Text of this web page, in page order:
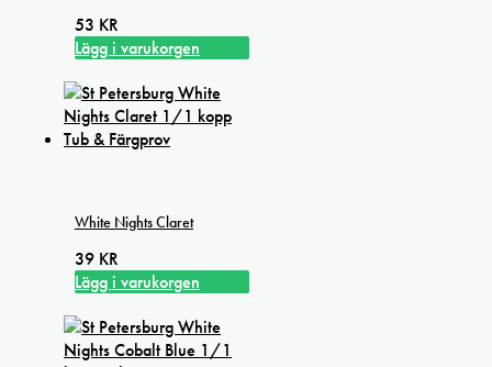
53 KR
Lägg i varukorgen
White Nights Claret
39 KR
Lägg i varukorgen